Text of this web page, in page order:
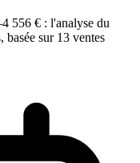
556 € : l'analyse du
sur 13 ventes